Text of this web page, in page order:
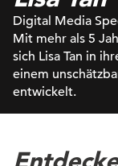
Digital Media
Mit mehr als 5
sich Lisa Tan in
einem
entwickelt.